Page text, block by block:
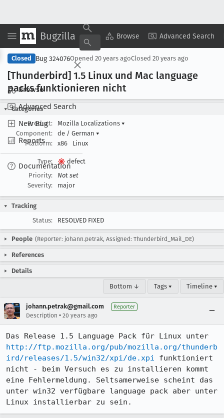
Bugzilla Browse Advanced Search
Browse
Advanced Search
New Bug
Reports
Documentation
Copy Summary ▾ View ▾
Closed Bug 324076Opened 20 years agoClosed 20 years ago
[Thunderbird] 1.5 Linux und Mac language
packs funktionieren nicht
Categories
Product:
Mozilla Localizations ▾
Component:
de / German ▾
Platform:
x86 Linux
Type:
defect
Priority:
Not set
Severity:
major
Tracking
Status:
RESOLVED FIXED
People (Reporter: johann.petrak, Assigned: Thunderbird_Mail_DE)
References
Details
Bottom ↓ Tags ▾ Timeline ▾
johann.petrak@gmail.com Reporter
Description • 20 years ago
http://ftp.mozilla.org/pub/mozilla.org/thunderb
ird/releases/1.5/win32/xpi/de.xpi funktioniert
nicht - beim Versuch es zu installieren kommt
eine Fehlermeldung. Seltsamerweise scheint das
unter win32 verfügbare language pack aber unter
Linux installierbar zu sein.